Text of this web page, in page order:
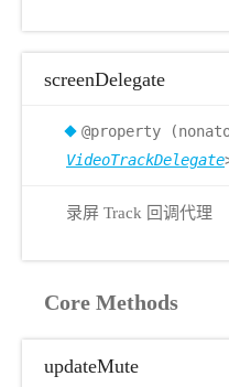
screenDelegate
@property
VideoTrackDelegate
录屏 Track 回调代理
Core Methods
updateMute